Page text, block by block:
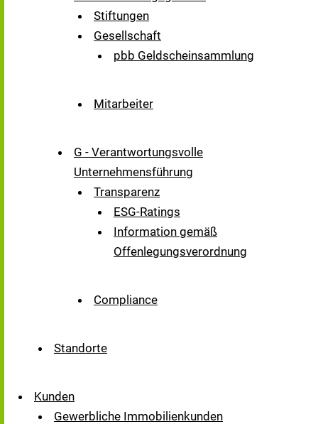
Stiftungen
Gesellschaft
pbb Geldscheinsammlung
Mitarbeiter
G - Verantwortungsvolle
Unternehmensführung
Transparenz
ESG-Ratings
Information gemäß
Offenlegungsverordnung
Compliance
Standorte
Kunden
Gewerbliche Immobilienkunden